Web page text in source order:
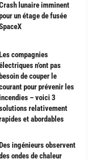
lunaire imminent
un étage de fusée
compagnies
n’ont pas
besoin de couper le
pour prévenir les
– voici 3
relativement
et abordables
ingénieurs observent
ondes de chaleur